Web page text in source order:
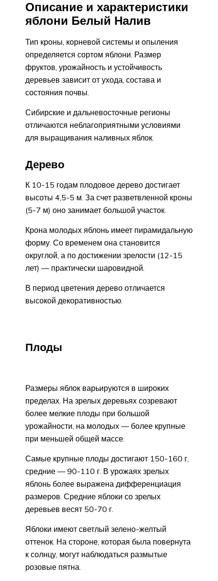
Описание и характеристики
яблони Белый Налив
Тип кроны, корневой системы и опыления
определяется сортом яблони. Размер
фруктов, урожайность и устойчивость
деревьев зависит от ухода, состава и
состояния почвы.
Сибирские и дальневосточные регионы
отличаются неблагоприятными условиями
для выращивания наливных яблок.
Дерево
К 10-15 годам плодовое дерево достигает
высоты 4,5-5 м. За счет разветвленной кроны
(5-7 м) оно занимает большой участок.
Крона молодых яблонь имеет пирамидальную
форму. Со временем она становится
округлой, а по достижении зрелости (12-15
лет) — практически шаровидной.
В период цветения дерево отличается
высокой декоративностью.
Плоды
Размеры яблок варьируются в широких
пределах. На зрелых деревьях созревают
более мелкие плоды при большой
урожайности, на молодых — более крупные
при меньшей общей массе.
Самые крупные плоды достигают 150-160 г,
средние — 90-110 г. В урожаях зрелых
яблонь более выражена дифференциация
размеров. Средние яблоки со зрелых
деревьев весят 50-70 г.
Яблоки имеют светлый зелено-желтый
оттенок. На стороне, которая была повернута
к солнцу, могут наблюдаться размытые
розовые пятна.